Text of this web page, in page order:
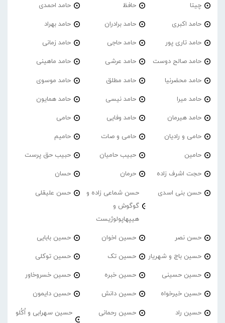
چیتا حافظ حامد احمدی
حامد اکبری حامد برادران حامد بهراد
حامد تاری پور حامد حاجی حامد زمانی
حامد صالح دوست حامد عرشی حامد ماهینی
حامد محضرنیا حامد مطلق حامد موسوی
حامد میرا حامد نیسی حامد همایون
حامد هیرمان حامد وفایی حامی
حامی و رادیان حامی و صات حامیم
حامین حبیب حامیان حبیب حق پرست
حجت اشرف زاده حرمان حسان
حسن بنی اسدی
حسن شماعی زاده و
گوگوش و
هیپهاپولوژیست
حسن علیقلی
حسن نصر حسین اخوان حسین بابایی
حسین باج و شهریار حسین تک حسین توکلی
حسین حسینی حسین خبره حسین خسروخاور
حسین خیرخواه حسین دانش حسین دایمون
حسین راد حسین رحمانی
حسین سهرابی و اُکُلو